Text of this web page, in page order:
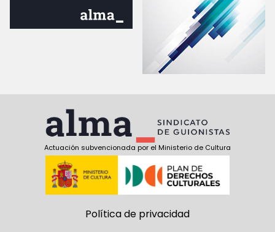
Actuación subvencionada por el Ministerio de Cultura
Política de privacidad